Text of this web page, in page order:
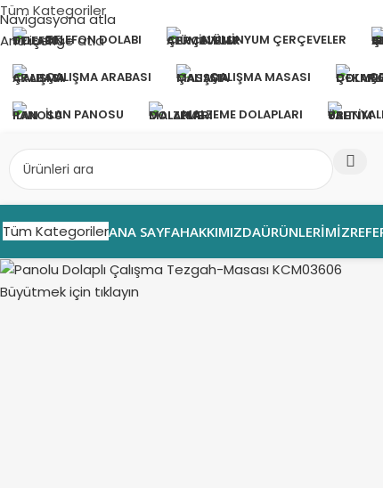
Navigasyona atla
Ana içeriğe atla
Tüm Kategoriler
TELEFON DOLABI ALÜMINYUM ÇERÇEVELER
ÇALIŞMA ARABASI ÇALIŞMA MASASI
İLAN PANOSU MALZEME DOLAPLARI
Tüm KategorilerANA SAYFAHAKKIMIZDAÜRÜNLERIMIZ
Büyütmek için tıklayın